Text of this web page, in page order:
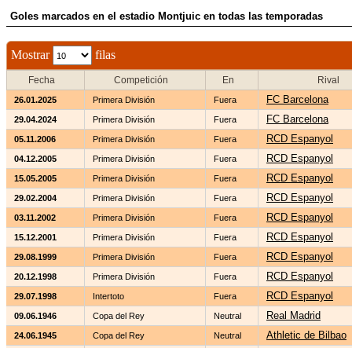
Goles marcados en el estadio Montjuic en todas las temporadas
Mostrar filas
Fecha Competición En Rival
26.01.2025 Primera División Fuera FC Barcelona
29.04.2024 Primera División Fuera FC Barcelona
05.11.2006 Primera División Fuera RCD Espanyol
04.12.2005 Primera División Fuera RCD Espanyol
15.05.2005 Primera División Fuera RCD Espanyol
29.02.2004 Primera División Fuera RCD Espanyol
03.11.2002 Primera División Fuera RCD Espanyol
15.12.2001 Primera División Fuera RCD Espanyol
29.08.1999 Primera División Fuera RCD Espanyol
20.12.1998 Primera División Fuera RCD Espanyol
29.07.1998 Intertoto Fuera RCD Espanyol
09.06.1946 Copa del Rey Neutral Real Madrid
24.06.1945 Copa del Rey Neutral Athletic de Bilbao